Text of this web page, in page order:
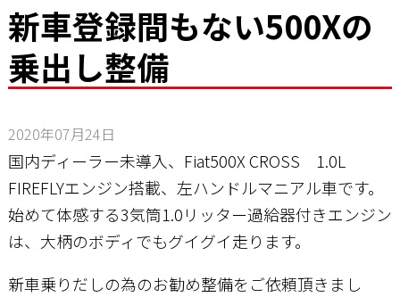
レッドポイントパーツ
店舗案内
工場通信
新車登録間もない500Xの
乗出し整備
2020年07月24日
国内ディーラー未導入、Fiat500X CROSS 1.0L
FIREFLYエンジン搭載、左ハンドルマニアル車です。
始めて体感する3気筒1.0リッター過給器付きエンジン
は、大柄のボディでもグイグイ走ります。
新車乗りだしの為のお勧め整備をご依頼頂きまし